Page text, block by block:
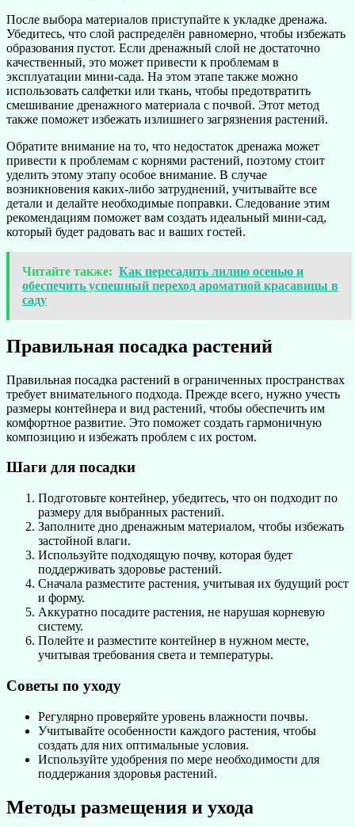
После выбора материалов приступайте к укладке дренажа.
Убедитесь, что слой распределён равномерно, чтобы избежать
образования пустот. Если дренажный слой не достаточно
качественный, это может привести к проблемам в
эксплуатации мини-сада. На этом этапе также можно
использовать салфетки или ткань, чтобы предотвратить
смешивание дренажного материала с почвой. Этот метод
также поможет избежать излишнего загрязнения растений.
Обратите внимание на то, что недостаток дренажа может
привести к проблемам с корнями растений, поэтому стоит
уделить этому этапу особое внимание. В случае
возникновения каких-либо затруднений, учитывайте все
детали и делайте необходимые поправки. Следование этим
рекомендациям поможет вам создать идеальный мини-сад,
который будет радовать вас и ваших гостей.
Читайте также: Как пересадить лилию осенью и
обеспечить успешный переход ароматной красавицы в
саду
Правильная посадка растений
Правильная посадка растений в ограниченных пространствах
требует внимательного подхода. Прежде всего, нужно учесть
размеры контейнера и вид растений, чтобы обеспечить им
комфортное развитие. Это поможет создать гармоничную
композицию и избежать проблем с их ростом.
Шаги для посадки
Подготовьте контейнер, убедитесь, что он подходит по
размеру для выбранных растений.
Заполните дно дренажным материалом, чтобы избежать
застойной влаги.
Используйте подходящую почву, которая будет
поддерживать здоровье растений.
Сначала разместите растения, учитывая их будущий рост
и форму.
Аккуратно посадите растения, не нарушая корневую
систему.
Полейте и разместите контейнер в нужном месте,
учитывая требования света и температуры.
Советы по уходу
Регулярно проверяйте уровень влажности почвы.
Учитывайте особенности каждого растения, чтобы
создать для них оптимальные условия.
Используйте удобрения по мере необходимости для
поддержания здоровья растений.
Методы размещения и ухода